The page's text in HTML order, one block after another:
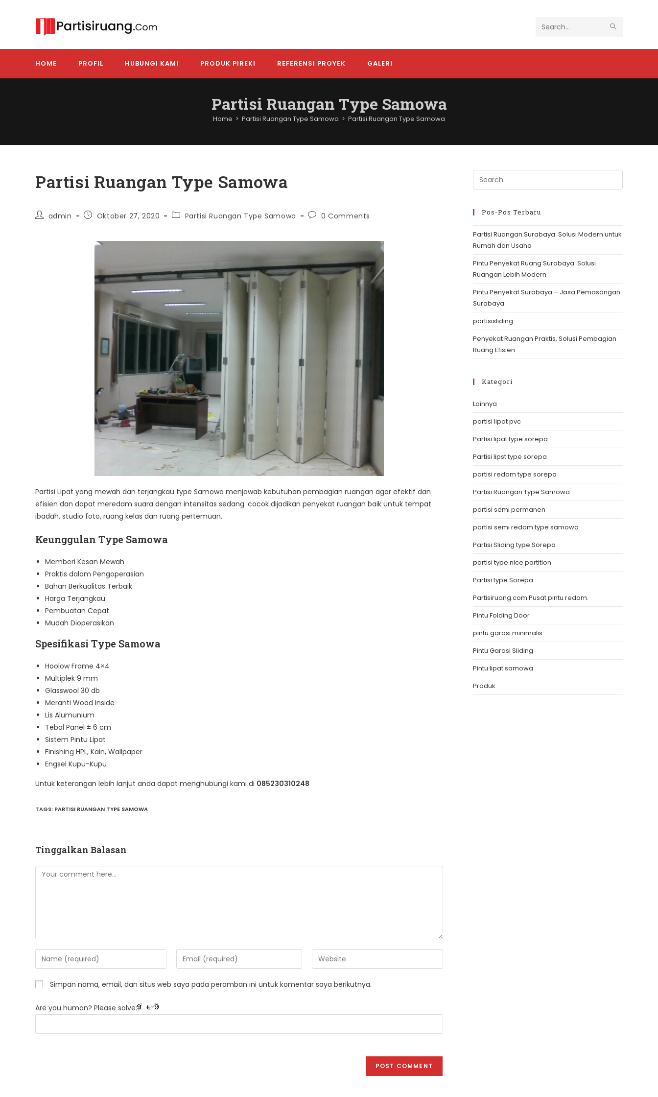
Search
this
SUBMIT
HOME PROFIL HUBUNGI KAMI PRODUK PIREKI REFERENSI PROYEK GALERI
Partisi Ruangan Type Samowa
Home > Partisi Ruangan Type Samowa > Partisi Ruangan Type Samowa
Partisi Ruangan Type Samowa
Postadmin
PostOktober 27, 2020
PostPartisi Ruangan Type Samowa
Post0 Comments
Partisi Lipat yang mewah dan terjangkau type Samowa menjawab kebutuhan pembagian ruangan agar efektif dan
efisien dan dapat meredam suara dengan intensitas sedang. cocok dijadikan penyekat ruangan baik untuk tempat
ibadah, studio foto, ruang kelas dan ruang pertemuan.
Keunggulan Type Samowa
Memberi Kesan Mewah
Praktis dalam Pengoperasian
Bahan Berkualitas Terbaik
Harga Terjangkau
Pembuatan Cepat
Mudah Dioperasikan
Spesifikasi Type Samowa
Hoolow Frame 4×4
Multiplek 9 mm
Glasswool 30 db
Meranti Wood Inside
Lis Alumunium
Tebal Panel ± 6 cm
Sistem Pintu Lipat
Finishing HPL, Kain, Wallpaper
Engsel Kupu-Kupu
Untuk keterangan lebih lanjut anda dapat menghubungi kami di 085230310248
TAGS: PARTISI RUANGAN TYPE SAMOWA
Tinggalkan Balasan
Comment
Enter
your
name
or
username
to
Enter
your
address
comment
Enter
your
website
Simpan nama, email, dan situs web saya pada peramban ini untuk komentar saya berikutnya.
Are you human? Please solve:
Escape
Pos-Pos Terbaru
Partisi Ruangan Surabaya: Solusi Modern untuk
Rumah dan Usaha
Pintu Penyekat Ruang Surabaya: Solusi
Ruangan Lebih Modern
Pintu Penyekat Surabaya – Jasa Pemasangan
Surabaya
partisisliding
Penyekat Ruangan Praktis, Solusi Pembagian
Ruang Efisien
Kategori
Lainnya
partisi lipat pvc
Partisi lipat type sorepa
Partisi lipst type sorepa
partisi redam type sorepa
Partisi Ruangan Type Samowa
partisi semi permanen
partisi semi redam type samowa
Partisi Sliding type Sorepa
partisi type nice partition
Partisi type Sorepa
Partisiruang.com Pusat pintu redam.
Pintu Folding Door
pintu garasi minimalis
Pintu Garasi Sliding
Pintu lipat samowa
Produk